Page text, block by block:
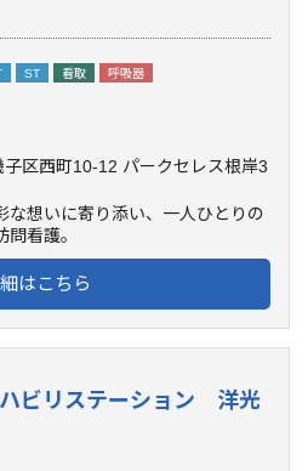
ST 看取 呼吸器
子区西町10-12 パークセレス根岸3
な想いに寄り添い、一人ひとりの
問看護。
はこちら
ビリステーション 洋光